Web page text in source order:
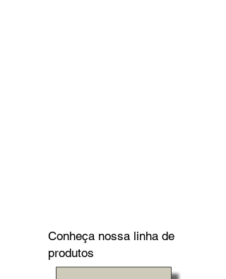
Conheça nossa linha de
produtos